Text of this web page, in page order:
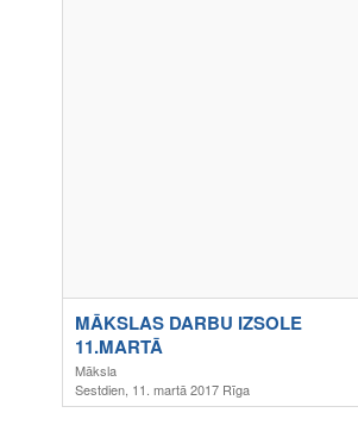
MĀKSLAS DARBU IZSOLE
11.MARTĀ
Māksla
Sestdien, 11. martā 2017 Rīga